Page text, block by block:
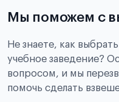
Мы поможем с
Не знаете, как
учебное заведение?
вопросом, и мы
помочь сделать